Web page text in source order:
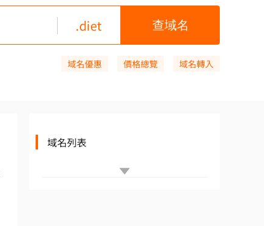
.diet
域名優惠 價格總覽 域名轉入
域名列表